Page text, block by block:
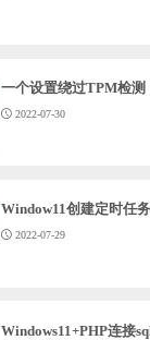
一个设置绕过TPM检测
2022-07-30
Window11创建定时任
2022-07-29
Windows11+PHP连接